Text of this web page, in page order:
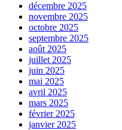
décembre 2025
novembre 2025
octobre 2025
septembre 2025
août 2025
juillet 2025
juin 2025
mai 2025
avril 2025
mars 2025
février 2025
janvier 2025